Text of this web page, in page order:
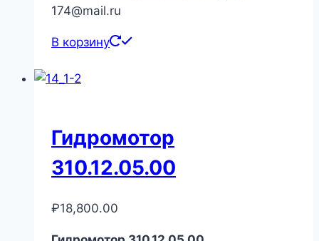
174@mail.ru
В корзину
Гидромотор
310.12.05.00
₽18,800.00